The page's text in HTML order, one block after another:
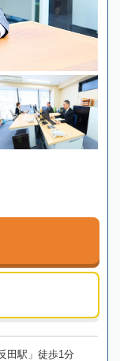
田駅」徒歩1分